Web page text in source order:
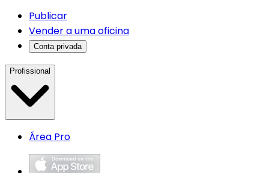
Publicar
Vender a uma oficina
Conta privada
Profissional
Área Pro